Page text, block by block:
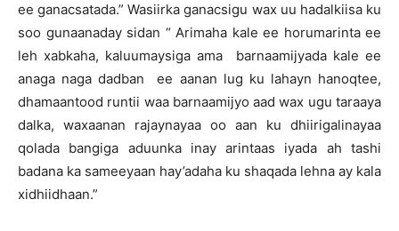
ee ganacsatada.” Wasiirka ganacsigu wax uu hadalkiisa ku
soo gunaanaday sidan “ Arimaha kale ee horumarinta ee
leh xabkaha, kaluumaysiga ama barnaamijyada kale ee
anaga naga dadban ee aanan lug ku lahayn hanoqtee,
dhamaantood runtii waa barnaamijyo aad wax ugu taraaya
dalka, waxaanan rajaynayaa oo aan ku dhiirigalinayaa
qolada bangiga aduunka inay arintaas iyada ah tashi
badana ka sameeyaan hay’adaha ku shaqada lehna ay kala
xidhiidhaan.”